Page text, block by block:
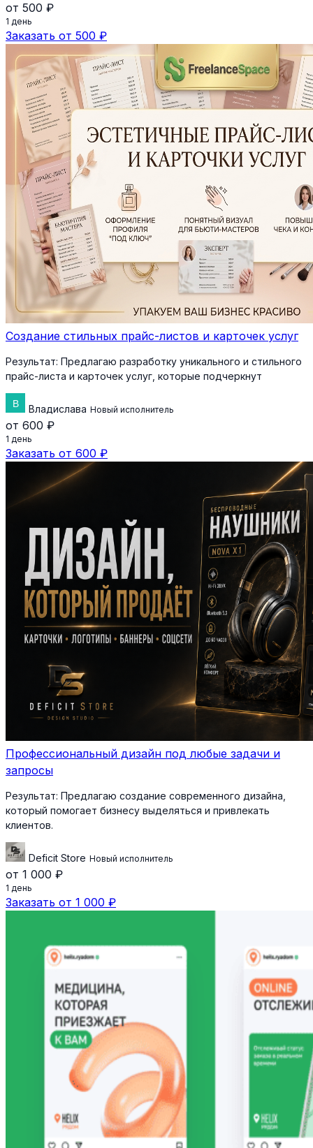
от 500 ₽
1 день
Заказать от 500 ₽
Создание стильных прайс-листов и карточек услуг
Результат: Предлагаю разработку уникального и стильного
прайс-листа и карточек услуг, которые подчеркнут
Владислава Новый исполнитель
от 600 ₽
1 день
Заказать от 600 ₽
Профессиональный дизайн под любые задачи и
запросы
Результат: Предлагаю создание современного дизайна,
который помогает бизнесу выделяться и привлекать
клиентов.
Deficit Store Новый исполнитель
от 1 000 ₽
1 день
Заказать от 1 000 ₽